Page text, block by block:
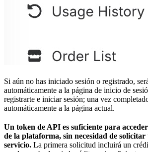
Si aún no has iniciado sesión o registrado,
automáticamente a la página de inicio de
registrarte e iniciar sesión; una vez
automáticamente a la página actual.
Un token de API es suficiente para
de la plataforma, sin necesidad de
servicio. La primera solicitud incluirá un